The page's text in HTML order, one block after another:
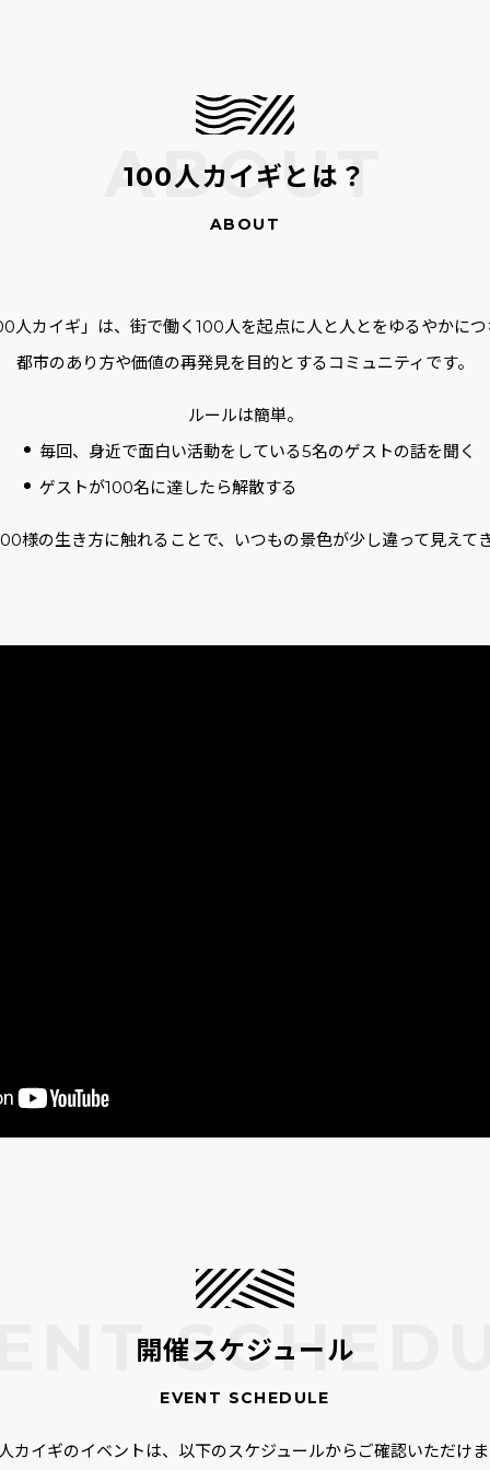
100人カイギとは？
人カイギ」は、街で働く100人を起点に人と人とをゆるやかに
都市のあり方や価値の再発見を目的とするコミュニティです。
ルールは簡単。
毎回、身近で面白い活動をしている5名のゲストの話を聞く
ゲストが100名に達したら解散する
様の生き方に触れることで、いつもの景色が少し違って見えて
開催スケジュール
カイギのイベントは、以下のスケジュールからご確認いただけ